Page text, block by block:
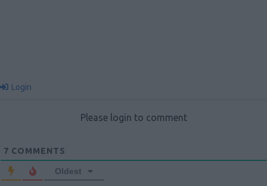
Login
Please login to comment
7 COMMENTS
Oldest